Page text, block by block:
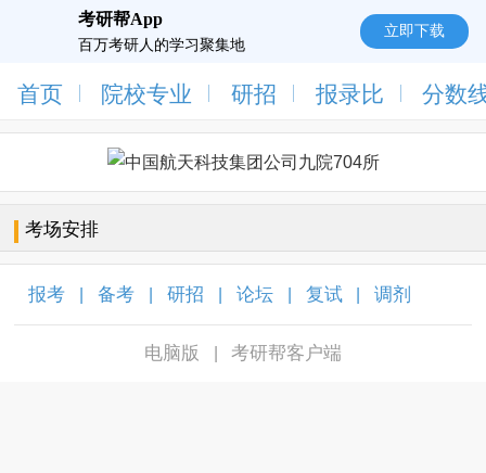
考研帮App
百万考研人的学习聚集地
立即下载
首页 院校专业 研招 报录比 分数
考场安排
报考 备考 研招 论坛 复试 调剂
电脑版 考研帮客户端